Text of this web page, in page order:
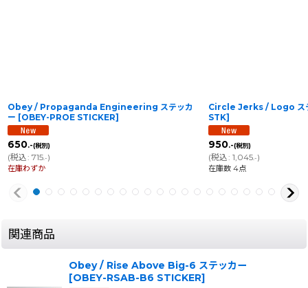
Obey / Propaganda Engineering ステッカ
ー [OBEY-PROE STICKER]
650.-(税別)
(税込: 715.-)
在庫わずか
Circle Jerks / Logo ス
STK]
950.-(税別)
(税込: 1,045.-)
在庫数 4点
関連商品
Obey / Rise Above Big-6 ステッカー
[OBEY-RSAB-B6 STICKER]